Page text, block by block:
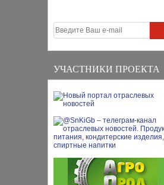
УЧАСТНИКИ ПРОЕКТА